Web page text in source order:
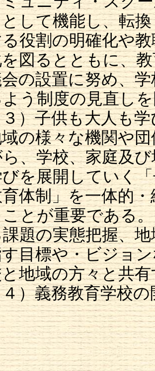
して機能し、転
役割の明確化や
図るとともに、
の設置に努め、
う制度の見直し
子供も大人も学
の様々な機関や団
、学校、家庭及
を展開していく
体制」を一体的
とが重要である
題の実態把握、
目標や・ビジョ
地域の方々と共
）義務教育学校の